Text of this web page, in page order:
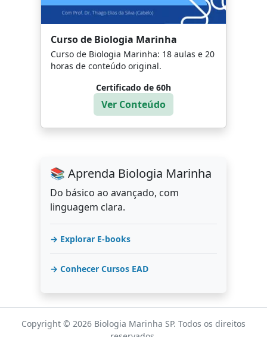
Curso de Biologia Marinha
Curso de Biologia Marinha: 18 aulas e 20
horas de conteúdo original.
Certificado de 60h
Ver Conteúdo
📚 Aprenda Biologia Marinha
Do básico ao avançado, com
linguagem clara.
→ Explorar E-books
→ Conhecer Cursos EAD
Copyright © 2026 Biologia Marinha SP. Todos os direitos